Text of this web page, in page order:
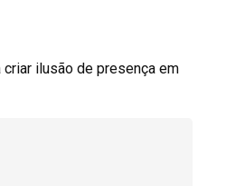
ilusão de presença em